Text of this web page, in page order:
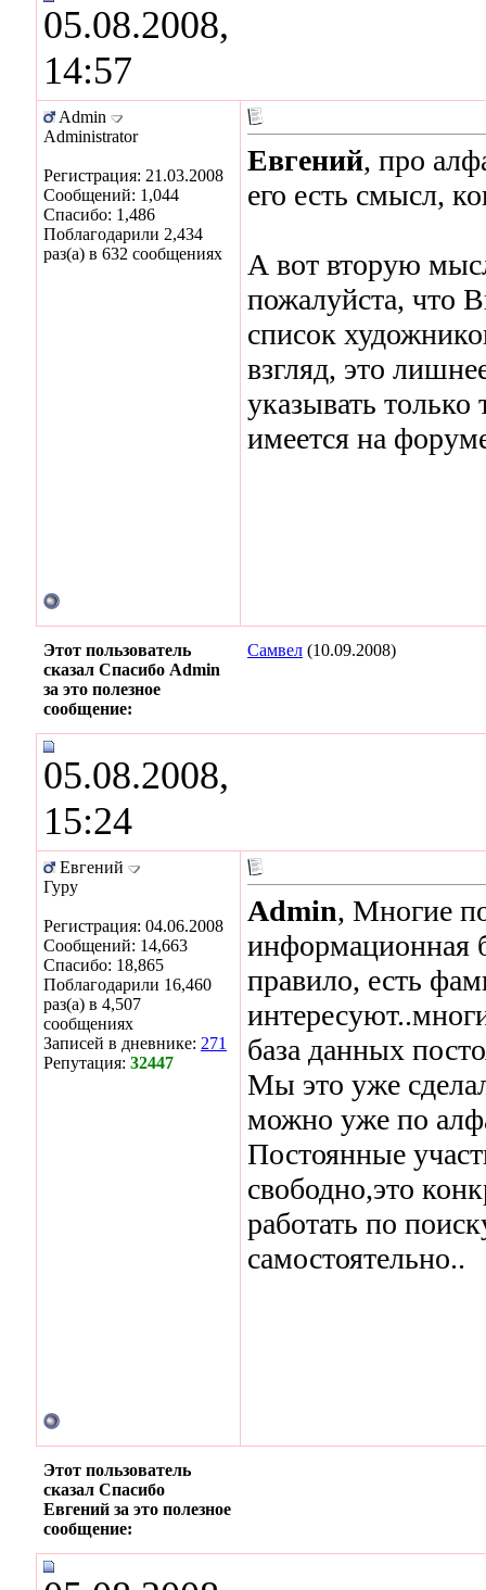
05.08.2008,
14:57
Admin
Administrator
Регистрация: 21.03.2008
Сообщений: 1,044
Спасибо: 1,486
Поблагодарили 2,434
раз(а) в 632 сообщениях
Евгений, про
его есть смысл,
А вот вторую
пожалуйста, что
список
взгляд, это
указывать
имеется на
Этот пользователь
сказал Спасибо Admin
за это полезное
сообщение:
Самвел (10.09.2008)
05.08.2008,
15:24
Евгений
Гуру
Регистрация: 04.06.2008
Сообщений: 14,663
Спасибо: 18,865
Поблагодарили 16,460
раз(а) в 4,507
сообщениях
Записей в дневнике: 271
Репутация: 32447
Admin, Многие
информационная
правило, есть
база данных
Мы это уже
можно уже по
Постоянные
свободно,это
работать по
самостоятельно..
Этот пользователь
сказал Спасибо
Евгений за это полезное
сообщение: